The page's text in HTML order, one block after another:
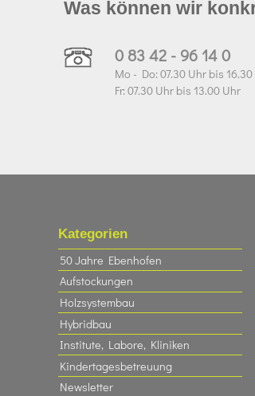
Was können wir
0 83 42 - 96 14 0
Mo - Do: 07.30 Uhr bis
Fr: 07.30 Uhr bis 13.00 Uhr
Kategorien
50 Jahre Ebenhofen
Aufstockungen
Holzsystembau
Hybridbau
Institute, Labore, Kliniken
Kindertagesbetreuung
Newsletter